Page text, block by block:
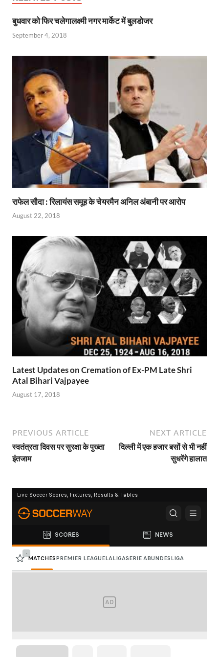
o
o
A
p
a
m
re
ss
बुधवार को फिर चलेगालक्ष्मी नगर मार्केट में बुलडोजर
September 4, 2018
राफेल सौदा : रिलायंस समूह के चेयरमैन अनिल अंबानी पर आरोप
August 22, 2018
Latest Updates on Cremation of Ex-PM Late Shri
Atal Bihari Vajpayee
August 17, 2018
PREVIOUS ARTICLE
स्वतंत्रता दिवस पर सुरक्षा के पुख्ता
इंतजाम
NEXT ARTICLE
दिल्ली में एक हजार बसों से भी नहीं
सुधरेंगे हालात